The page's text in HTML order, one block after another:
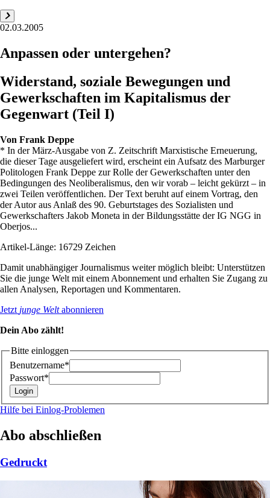
02.03.2005
Anpassen oder untergehen?
Widerstand, soziale Bewegungen und
Gewerkschaften im Kapitalismus der
Gegenwart (Teil I)
Von Frank Deppe
* In der März-Ausgabe von Z. Zeitschrift Marxistische Erneuerung,
die dieser Tage ausgeliefert wird, erscheint ein Aufsatz des Marburger
Politologen Frank Deppe zur Rolle der Gewerkschaften unter den
Bedingungen des Neoliberalismus, den wir vorab – leicht gekürzt – in
zwei Teilen veröffentlichen. Der Text beruht auf einem Vortrag, den
der Autor aus Anlaß des 90. Geburtstages des Sozialisten und
Gewerkschafters Jakob Moneta in der Bildungsstätte der IG NGG in
Oberjos...
Artikel-Länge: 16729 Zeichen
Damit unabhängiger Journalismus weiter möglich bleibt: Unterstützen
Sie die junge Welt mit einem Abonnement und erhalten Sie Zugang zu
allen Analysen, Reportagen und Kommentaren.
Jetzt junge Weltabonnieren
Dein Abo zählt!
Bitte einloggen
Benutzername*
Passwort*
Hilfe bei Einlog-Problemen
Abo abschließen
Gedruckt